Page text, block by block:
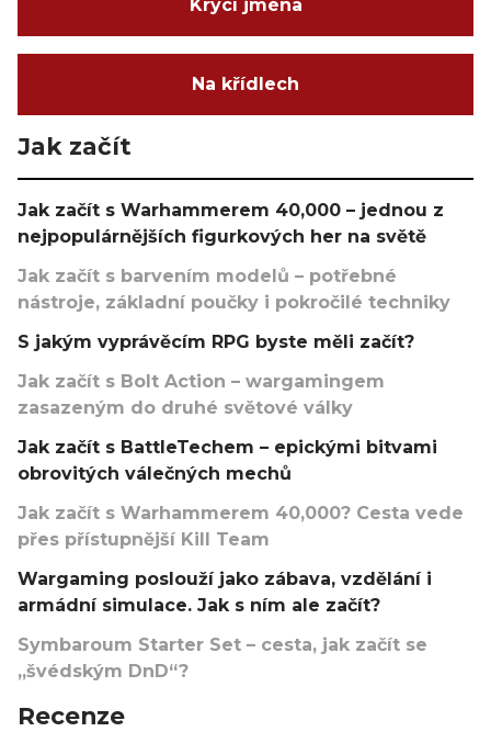
Krycí jména
Na křídlech
Jak začít
Jak začít s Warhammerem 40,000 – jednou z
nejpopulárnějších figurkových her na světě
Jak začít s barvením modelů – potřebné
nástroje, základní poučky i pokročilé techniky
S jakým vyprávěcím RPG byste měli začít?
Jak začít s Bolt Action – wargamingem
zasazeným do druhé světové války
Jak začít s BattleTechem – epickými bitvami
obrovitých válečných mechů
Jak začít s Warhammerem 40,000? Cesta vede
přes přístupnější Kill Team
Wargaming poslouží jako zábava, vzdělání i
armádní simulace. Jak s ním ale začít?
Symbaroum Starter Set – cesta, jak začít se
„švédským DnD“?
Recenze